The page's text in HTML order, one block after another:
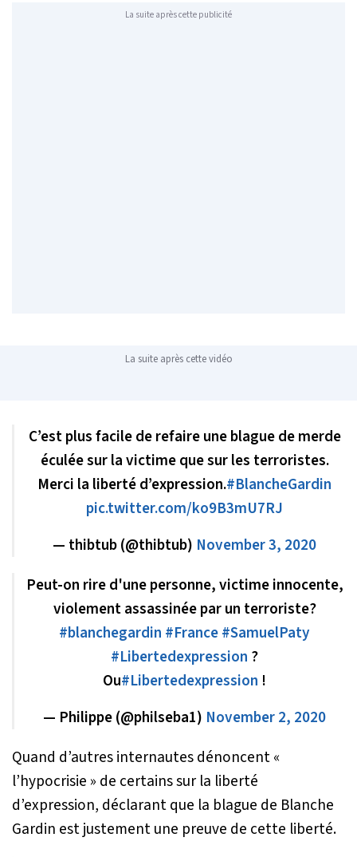
La suite après cette publicité
La suite après cette vidéo
C’est plus facile de refaire une blague de merde
éculée sur la victime que sur les terroristes.
Merci la liberté d’expression.#BlancheGardin
pic.twitter.com/ko9B3mU7RJ
— thibtub (@thibtub) November 3, 2020
Peut-on rire d'une personne, victime innocente,
violement assassinée par un terroriste?
#blanchegardin #France#SamuelPaty
#Libertedexpression ?
Ou#Libertedexpression !
— Philippe (@philseba1) November 2, 2020
Quand d’autres internautes dénoncent «
l’hypocrisie » de certains sur la liberté
d’expression, déclarant que la blague de Blanche
Gardin est justement une preuve de cette liberté.